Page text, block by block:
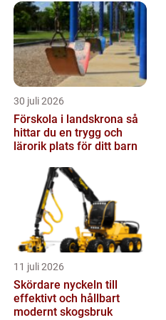
30 juli 2026
Förskola i landskrona så
hittar du en trygg och
lärorik plats för ditt barn
11 juli 2026
Skördare nyckeln till
effektivt och hållbart
modernt skogsbruk